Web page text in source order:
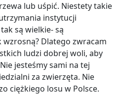
lub uśpić. Niestety takie
instytucji
są wielkie- są
wzrosną? Dlatego zwracam
ludzi dobrej woli, aby
jesteśmy sami na tej
za zwierzęta. Nie
ciężkiego losu w Polsce.